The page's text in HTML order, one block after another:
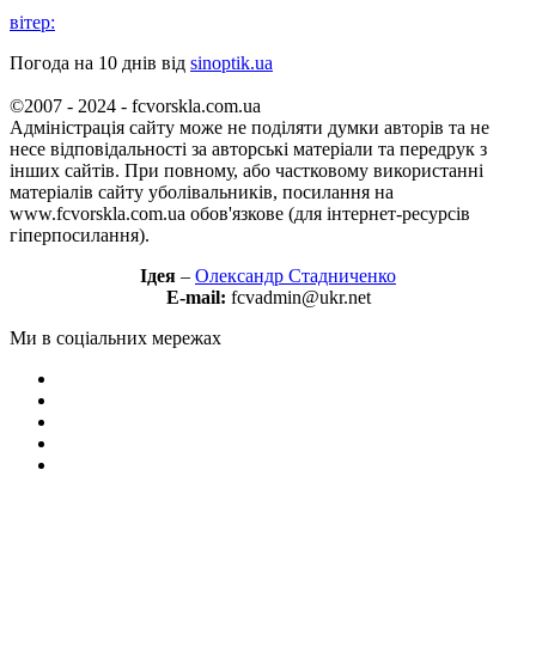
вітер:
Погода на 10 днів від sinoptik.ua
©2007 - 2024 - fcvorskla.com.ua
Адміністрація сайту може не поділяти думки авторів та не
несе відповідальності за авторські матеріали та передрук з
інших сайтів. При повному, або частковому використанні
матеріалів сайту уболівальників, посилання на
www.fcvorskla.com.ua обов'язкове (для інтернет-ресурсів
гіперпосилання).
Ідея – Олександр Стадниченко
E-mail: fcvadmin@ukr.net
Ми в соціальних мережах